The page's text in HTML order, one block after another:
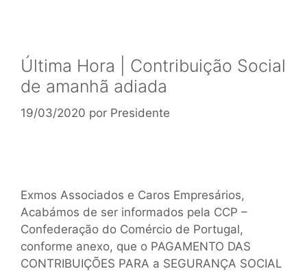
Última Hora | Contribuição Social
de amanhã adiada
19/03/2020 por Presidente
Exmos Associados e Caros Empresários,
Acabámos de ser informados pela CCP –
Confederação do Comércio de Portugal,
conforme anexo, que o PAGAMENTO DAS
CONTRIBUIÇÕES PARA a SEGURANÇA SOCIAL